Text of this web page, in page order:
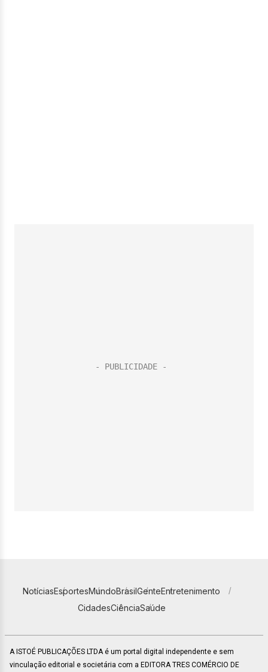
NotíciasEsportesMundoBrasilGenteEntretenimento
CidadesCiênciaSaúde
A ISTOÉ PUBLICAÇÕES LTDA é um portal digital independente e sem
vinculação editorial e societária com a EDITORA TRES COMÉRCIO DE